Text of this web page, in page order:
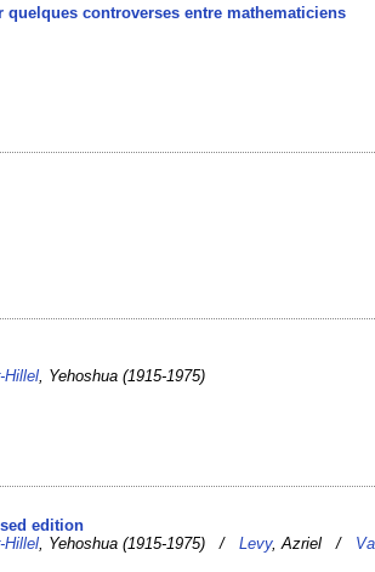
controverses entre mathematiciens
Hillel , Yehoshua (1915-1975)
edition
Hillel , Yehoshua (1915-1975) /Levy, Azriel /